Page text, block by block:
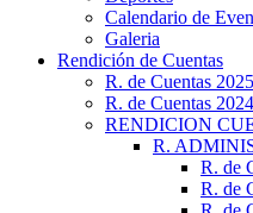
Calendario de
Galeria
Rendición de Cuentas
R. de Cuentas 2025
R. de Cuentas 2024
RENDICION
R.
R. de
R. de